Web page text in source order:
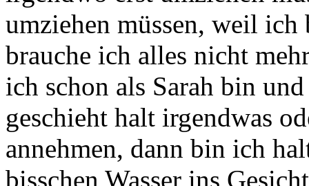
umziehen müssen, weil
brauche ich alles nicht
ich schon als Sarah bin
geschieht halt irgendwas
annehmen, dann bin ich
bisschen Wasser ins